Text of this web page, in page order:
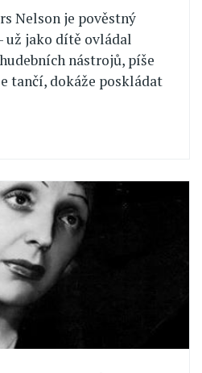
Nelson je pověstný
už jako dítě ovládal
nástrojů, píše
tančí, dokáže poskládat